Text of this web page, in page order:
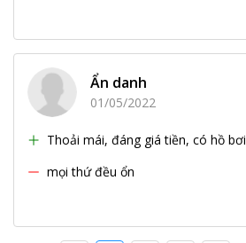
Ẩn danh
01/05/2022
Thoải mái, đáng giá tiền, có hồ bơi
mọi thứ đều ổn